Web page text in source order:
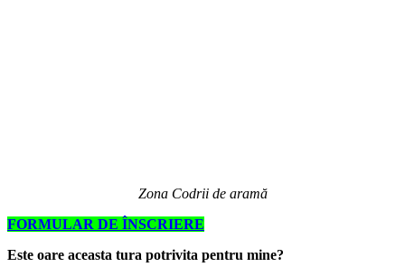
Zona Codrii de aramă
FORMULAR DE ÎNSCRIERE
Este oare aceasta tura potrivita pentru mine?